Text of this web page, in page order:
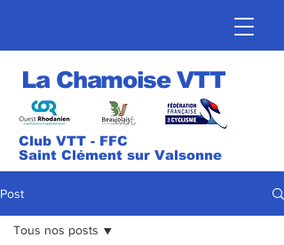
La Chamoise VTT
Club VTT - FFC
Saint Clément sur Valsonne
Post
Tous nos posts